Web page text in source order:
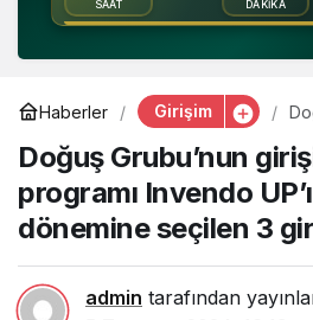
SAAT DAKİKA
Haberler Girişim
Doğuş Grubu’nun
programı Invendo
dönemine seçilen 3
admin tarafından
girişim